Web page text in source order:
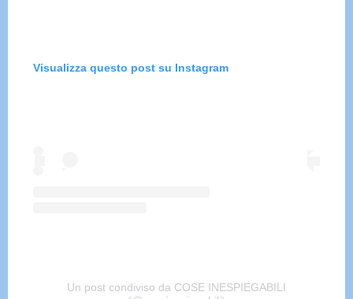
Visualizza questo post su Instagram
Un post condiviso da COSE INESPIEGABILI